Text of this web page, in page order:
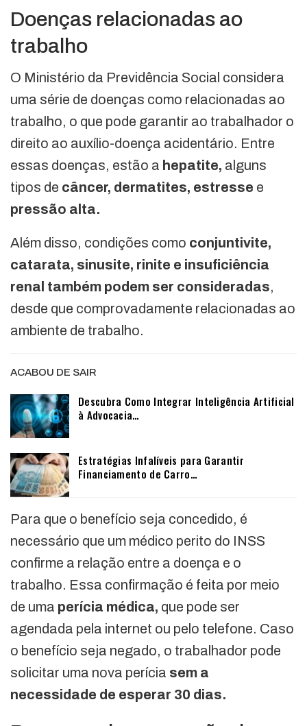
Doenças relacionadas ao
trabalho
O Ministério da Previdência Social considera
uma série de doenças como relacionadas ao
trabalho, o que pode garantir ao trabalhador o
direito ao auxílio-doença acidentário. Entre
essas doenças, estão a hepatite, alguns
tipos de câncer, dermatites, estresse e
pressão alta.
Além disso, condições como conjuntivite,
catarata, sinusite, rinite e insuficiência
renal também podem ser consideradas,
desde que comprovadamente relacionadas ao
ambiente de trabalho.
ACABOU DE SAIR
Descubra Como Integrar Inteligência Artificial
à Advocacia…
Estratégias Infalíveis para Garantir
Financiamento de Carro…
Para que o benefício seja concedido, é
necessário que um médico perito do INSS
confirme a relação entre a doença e o
trabalho. Essa confirmação é feita por meio
de uma perícia médica, que pode ser
agendada pela internet ou pelo telefone. Caso
o benefício seja negado, o trabalhador pode
solicitar uma nova perícia sem a
necessidade de esperar 30 dias.